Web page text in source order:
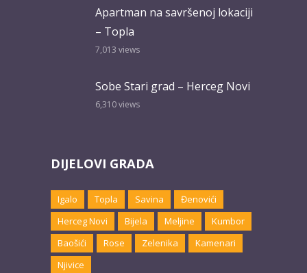
Apartman na savršenoj lokaciji
– Topla
7,013 views
Sobe Stari grad – Herceg Novi
6,310views
DIJELOVI GRADA
Igalo Topla Savina
Đenovići
Herceg Novi
Bijela Meljine
Kumbor
Baošići
Rose Zelenika
Kamenari
Njivice